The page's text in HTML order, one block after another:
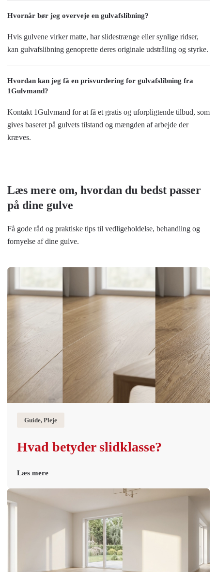
Hvornår bør jeg overveje en gulvafslibning?
Hvis gulvene virker matte, har slidestrænge eller synlige ridser,
kan gulvafslibning genoprette deres originale udstråling og styrke.
Hvordan kan jeg få en prisvurdering for gulvafslibning fra
1Gulvmand?
Kontakt 1Gulvmand for at få et gratis og uforpligtende tilbud, som
gives baseret på gulvets tilstand og mængden af arbejde der
kræves.
Læs mere om, hvordan du bedst passer
på dine gulve
Få gode råd og praktiske tips til vedligeholdelse, behandling og
fornyelse af dine gulve.
Guide, Pleje
Hvad betyder slidklasse?
Læs mere